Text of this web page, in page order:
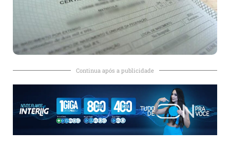
Continua após a publicidade